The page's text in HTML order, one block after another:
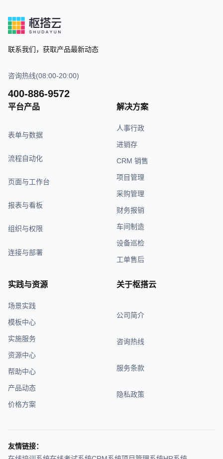
联系我们，获取产品最新动态
咨询热线(08:00-20:00)
400-886-9572
平台产品
表单与数据
流程自动化
页面与工作台
报表与看板
组织与权限
连接与部署
解决方案
人事行政
进销存
CRM 销售
项目管理
采购管理
财务报销
车间制造
设备巡检
工单售后
实践与资源
场景实践
模板中心
实施服务
资源中心
帮助中心
产品动态
价格方案
关于枢搭云
公司简介
咨询热线
服务条款
隐私政策
友情链接：